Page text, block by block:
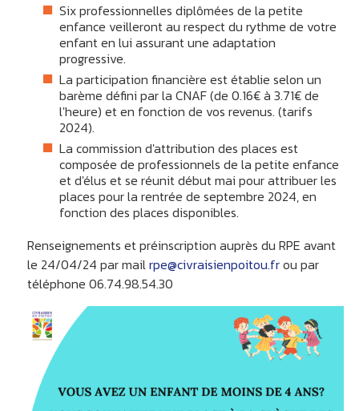
Six professionnelles diplômées de la petite
enfance veilleront au respect du rythme de votre
enfant en lui assurant une adaptation
progressive.
La participation financière est établie selon un
barème défini par la CNAF (de 0.16€ à 3.71€ de
l'heure) et en fonction de vos revenus. (tarifs
2024).
La commission d'attribution des places est
composée de professionnels de la petite enfance
et d'élus et se réunit début mai pour attribuer les
places pour la rentrée de septembre 2024, en
fonction des places disponibles.
Renseignements et préinscription auprès du RPE avant
le 24/04/24 par mailrpe@civraisienpoitou.frou par
téléphone 06.74.98.54.30